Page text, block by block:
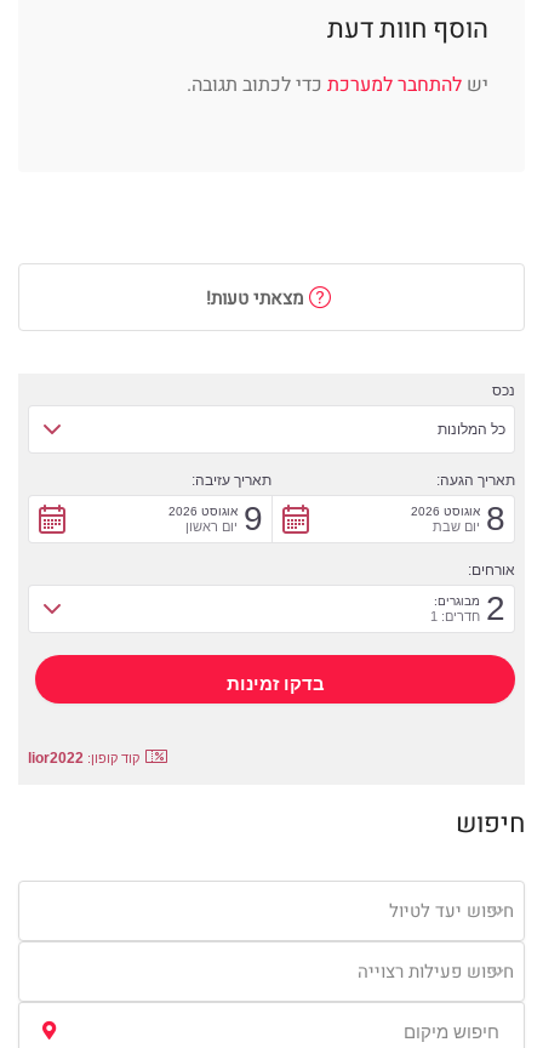
הוסף חוות דעת
יש להתחבר למערכת כדי לכתוב תגובה.
מצאתי טעות!
נכס
כל המלונות
תאריך הגעה:
8 אוגוסט 2026
יום שבת
תאריך עזיבה:
9 אוגוסט 2026
יום ראשון
אורחים:
2 מבוגרים:
חדרים: 1
קוד קופון: lior2022
חיפוש
חיפוש יעד לטיול
חיפוש פעילות רצוייה